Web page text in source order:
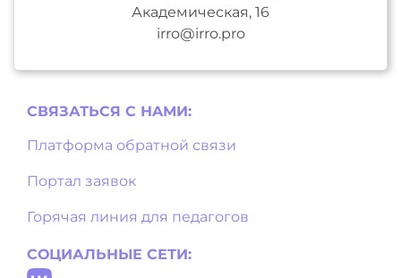
Академическая, 16
irro@irro.pro
СВЯЗАТЬСЯ С НAМИ:
Платформа обратной связи
Портал заявок
Горячая линия для педагогов
СОЦИАЛЬНЫЕ СЕТИ: